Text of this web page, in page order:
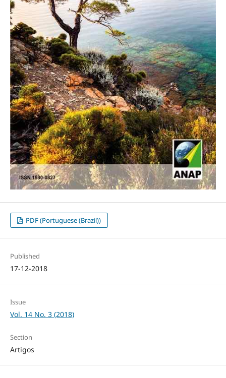
PDF (Portuguese (Brazil))
Published
17-12-2018
Issue
Vol. 14 No. 3 (2018)
Section
Artigos